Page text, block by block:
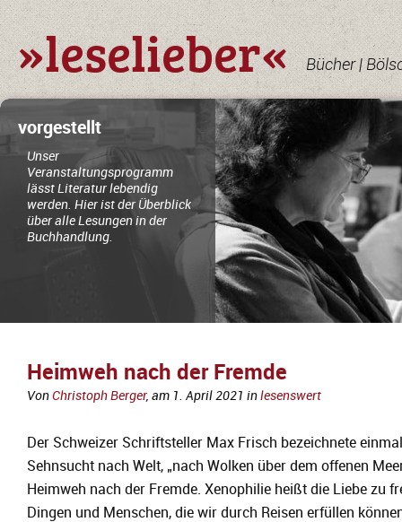
»leselieber« Bücher |
vorgestellt
Unser
Veranstaltungsprogramm
lässt Literatur lebendig
werden. Hier ist der Überblick
über alle Lesungen in der
Buchhandlung.
Heimweh nach der Fremde
VonChristoph Berger, am 1. April 2021 inlesenswert
Der Schweizer Schriftsteller Max Frisch bezeichnete
Sehnsucht nach Welt, „nach Wolken über dem offenen
Heimweh nach der Fremde. Xenophilie heißt die Liebe zu
Dingen und Menschen, die wir durch Reisen erfüllen